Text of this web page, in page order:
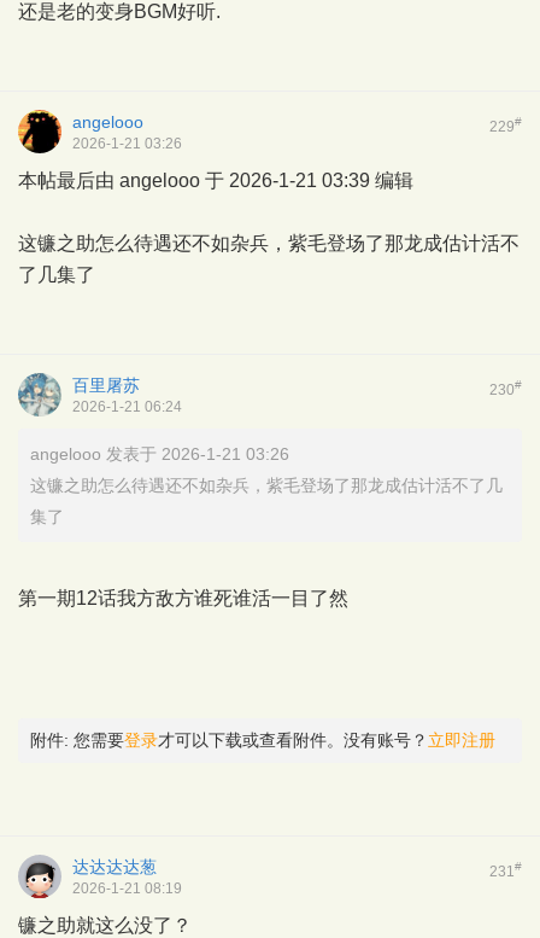
还是老的变身BGM好听.
229#
angelooo
2026-1-21 03:26
本帖最后由 angelooo 于 2026-1-21 03:39 编辑
这镰之助怎么待遇还不如杂兵，紫毛登场了那龙成估计活不
了几集了
230#
百里屠苏
2026-1-21 06:24
angelooo 发表于 2026-1-21 03:26
这镰之助怎么待遇还不如杂兵，紫毛登场了那龙成估计活不了几
集了
第一期12话我方敌方谁死谁活一目了然
附件: 您需要登录才可以下载或查看附件。没有账号？ 立即注册
231#
达达达达葱
2026-1-21 08:19
镰之助就这么没了？